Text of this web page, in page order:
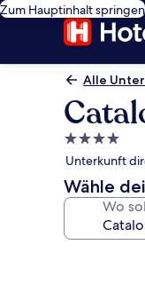
Zum Hauptinhalt springen
Alle
4.0-
Sterne-
Unterkunft
Unterkunft
Wähle
Wo